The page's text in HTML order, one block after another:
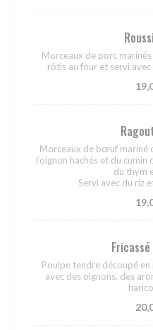
Morceaux de porc
rôtis au four et servi
Morceaux de bœuf mariné
l’oignon hachés et du
du thym
Servi avec du riz
Poulpe tendre découpé
avec des oignons, des